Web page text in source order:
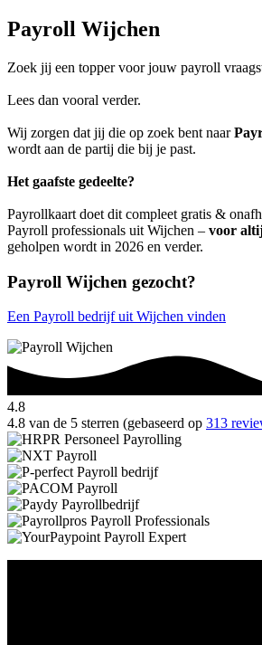
Payroll Wijchen
Zoek jij een topper voor jouw payroll
Lees dan vooral verder.
Wij zorgen dat jij die op zoek bent naar
wordt aan de partij die bij je past.
Het gaafste gedeelte?
Payrollkaart doet dit compleet gratis &
Payroll professionals uit Wijchen – voor
geholpen wordt in 2026 en verder.
Payroll Wijchen gezocht?
Een Payroll bedrijf uit Wijchen vinden
4.8
4.8 van de 5 sterren (gebaseerd op 313